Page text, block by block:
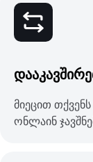
მიეცით
ონლაინ